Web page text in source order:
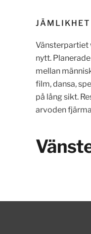
Vänsterpartiet
nytt.
mellan
film, dansa,
på lång sikt.
arvoden